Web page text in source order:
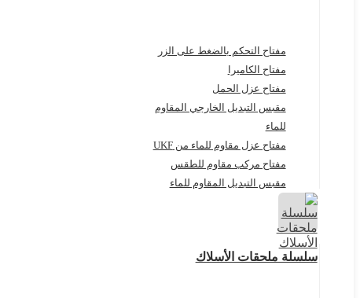
مفتاح التحكم بالضغط على الزر
مفتاح الكاميرا
مفتاح عزل الحمل
مقبس التبديل الخارجي المقاوم
للماء
مفتاح عزل مقاوم للماء من UKF
مفتاح مركب مقاوم للطقس
مقبس التبديل المقاوم للماء
سلسلة ملحقات الأسلاك